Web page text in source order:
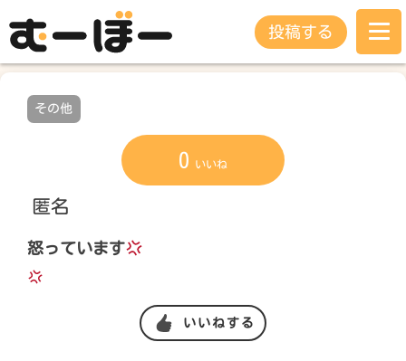
投稿する
その他
0 いいね
匿名
怒っています
いいねする